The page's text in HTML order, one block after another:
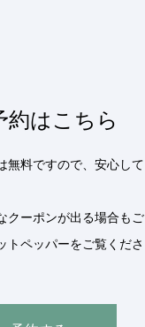
はこちら
無料ですので、安心して
クーポンが出る場合もご
トペッパーをご覧くださ